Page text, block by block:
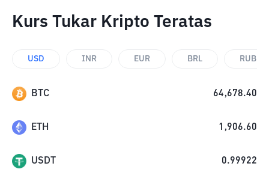
Kurs Tukar Kripto Teratas
USD INR EUR BRL RUB
BTC 64,678.40
ETH 1,906.60
USDT 0.99922